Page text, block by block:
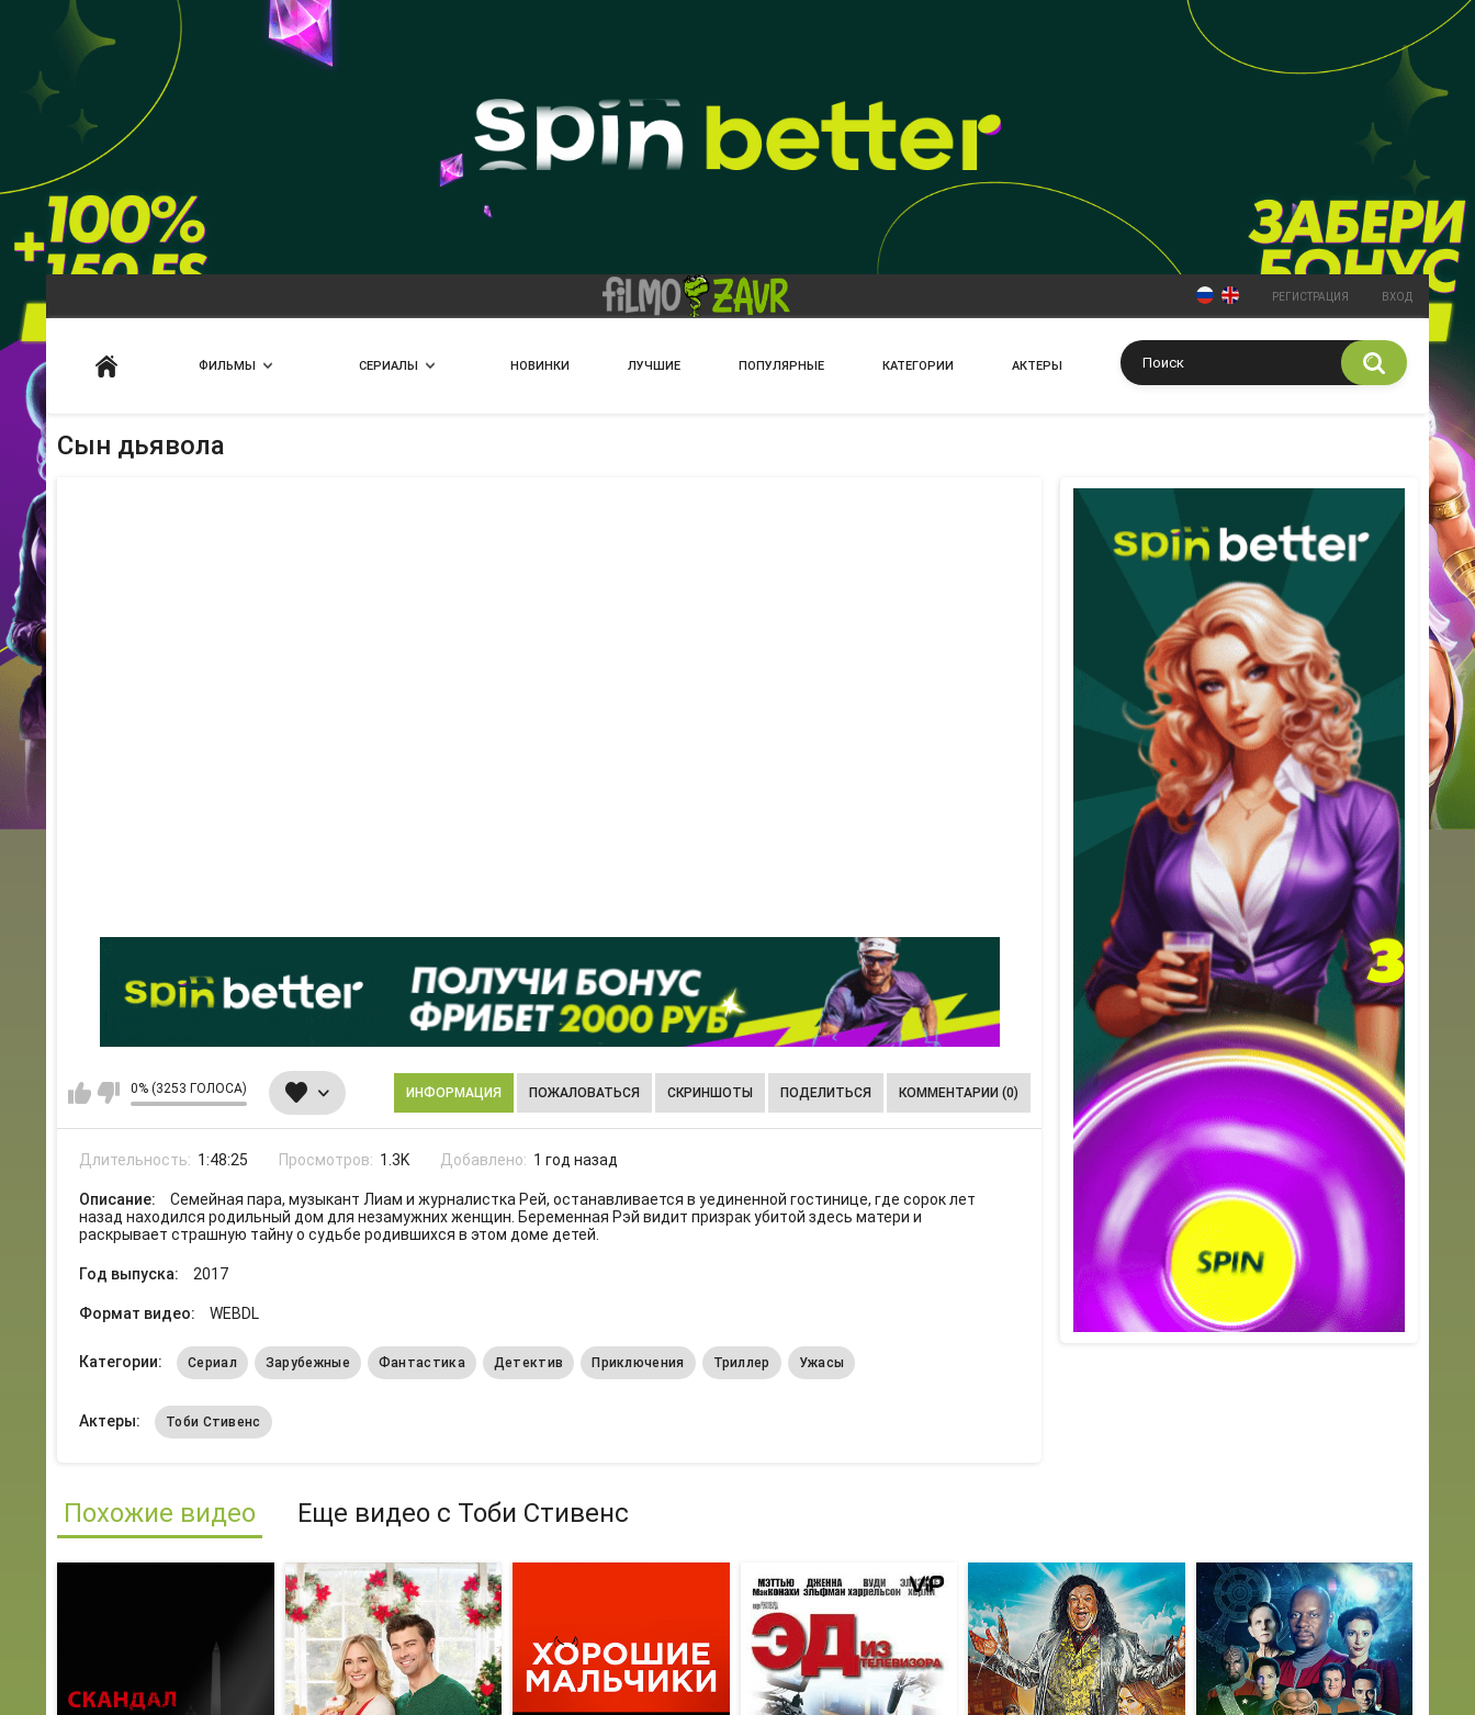
РЕГИСТРАЦИЯ ВХОД
ФИЛЬМЫ СЕРИАЛЫ НОВИНКИ ЛУЧШИЕ ПОПУЛЯРНЫЕ КАТЕГОРИИ АКТЕРЫ
Сын дьявола
0% (3253 ГОЛОСА) ИНФОРМАЦИЯ ПОЖАЛОВАТЬСЯ СКРИНШОТЫ ПОДЕЛИТЬСЯ КОММЕНТАРИИ (0)
Длительность: 1:48:25 Просмотров: 1.3K Добавлено: 1 год назад
Описание:
Семейная пара, музыкант Лиам и журналистка Рей, останавливается в уединенной гостинице, где сорок лет
назад находился родильный дом для незамужних женщин. Беременная Рэй видит призрак убитой здесь матери и
раскрывает страшную тайну о судьбе родившихся в этом доме детей.
Год выпуска: 2017
Формат видео: WEBDL
Категории: Сериал Зарубежные Фантастика Детектив Приключения Триллер Ужасы
Актеры: Тоби Стивенс
Похожие видео Еще видео с Тоби Стивенс